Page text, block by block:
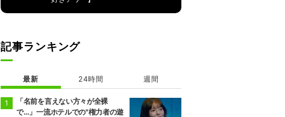
記事ランキング
最新 24時間 週間
「名前を言えない方々が全裸
で…」一流ホテルでの"権力者の遊